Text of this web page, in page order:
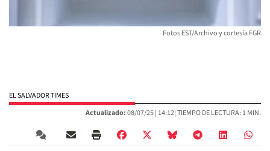
Fotos EST/Archivo y cortesía FGR
EL SALVADOR TIMES
Actualizado:08/07/25 | 14:12| TIEMPO DE LECTURA: 1 MIN.